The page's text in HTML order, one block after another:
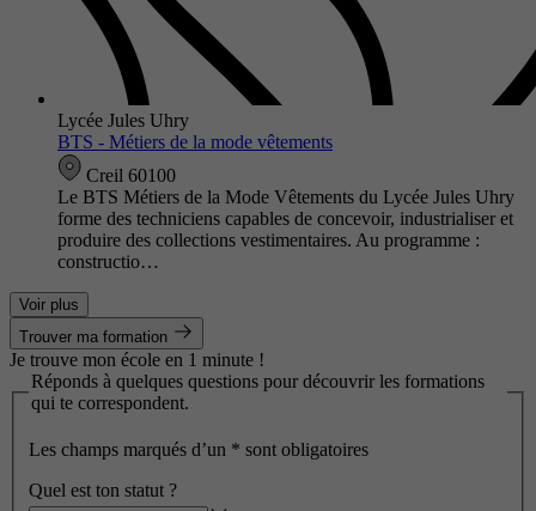
Lycée Jules Uhry
BTS - Métiers de la mode vêtements
Creil 60100
Le BTS Métiers de la Mode Vêtements du Lycée Jules Uhry
forme des techniciens capables de concevoir, industrialiser et
produire des collections vestimentaires. Au programme :
constructio…
Voir plus
Trouver ma formation
Je trouve mon école en 1 minute !
Réponds à quelques questions pour découvrir les formations
qui te correspondent.
Les champs marqués d’un * sont obligatoires
Quel est ton statut ?